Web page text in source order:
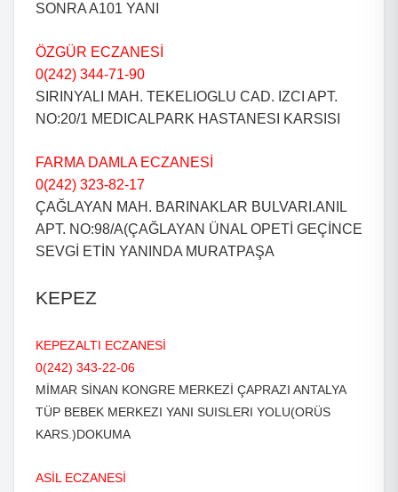
SONRA A101 YANI
ÖZGÜR ECZANESİ
0(242) 344-71-90
SIRINYALI MAH. TEKELIOGLU CAD. IZCI APT.
NO:20/1 MEDICALPARK HASTANESI KARSISI
FARMA DAMLA ECZANESİ
0(242) 323-82-17
ÇAĞLAYAN MAH. BARINAKLAR BULVARI.ANIL
APT. NO:98/A(ÇAĞLAYAN ÜNAL OPETİ GEÇİNCE
SEVGİ ETİN YANINDA MURATPAŞA
KEPEZ
KEPEZALTI ECZANESİ
0(242) 343-22-06
MİMAR SİNAN KONGRE MERKEZİ ÇAPRAZI ANTALYA
TÜP BEBEK MERKEZI YANI SUISLERI YOLU(ORÜS
KARS.)DOKUMA
ASİL ECZANESİ